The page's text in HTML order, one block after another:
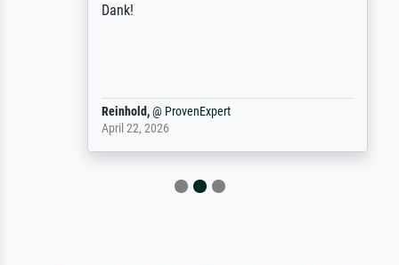
Dank!
Reinhold,@ProvenExpert
April 22, 2026